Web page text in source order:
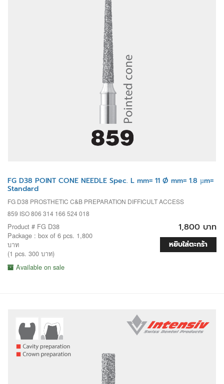
FG D38 POINT CONE NEEDLE Spec. L mm= 11 Ø mm= 1.8 µm=
Standard
FG D38 PROSTHETIC C&B PREPARATION DIFFICULT ACCESS
859 ISO 806 314 166 524 018
Product # FG D38
Package : box of 6 pcs. 1,800
บาท
(1 pcs. 300 บาท)
Available on sale
1,800 บาท
หยิบใส่ตะกร้า